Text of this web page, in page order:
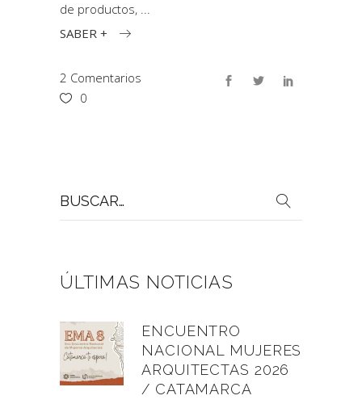
de productos,
SABER +
2 Comentarios
0
por:
ÚLTIMAS NOTICIAS
ENCUENTRO
NACIONAL MUJERES
ARQUITECTAS 2026
/ CATAMARCA